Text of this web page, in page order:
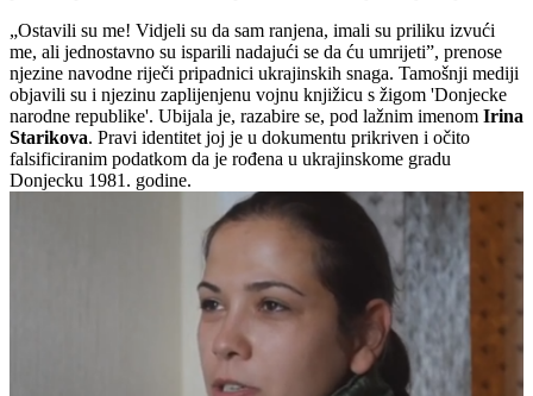
„Ostavili su me! Vidjeli su da sam ranjena, imali su priliku izvući
me, ali jednostavno su isparili nadajući se da ću umrijeti”, prenose
njezine navodne riječi pripadnici ukrajinskih snaga. Tamošnji mediji
objavili su i njezinu zaplijenjenu vojnu knjižicu s žigom 'Donjecke
narodne republike'. Ubijala je, razabire se, pod lažnim imenom Irina
Starikova. Pravi identitet joj je u dokumentu prikriven i očito
falsificiranim podatkom da je rođena u ukrajinskome gradu
Donjecku 1981. godine.